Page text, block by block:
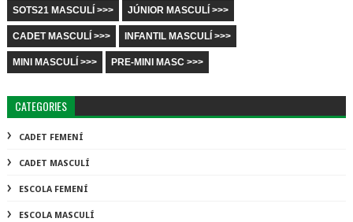
SOTS21 MASCULÍ >>> JÚNIOR MASCULÍ >>>
CADET MASCULÍ >>> INFANTIL MASCULÍ >>>
MINI MASCULÍ >>> PRE-MINI MASC >>>
CATEGORIES
CADET FEMENÍ
CADET MASCULÍ
ESCOLA FEMENÍ
ESCOLA MASCULÍ